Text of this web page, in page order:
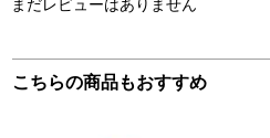
まだレビューはありません
こちらの商品もおすすめ